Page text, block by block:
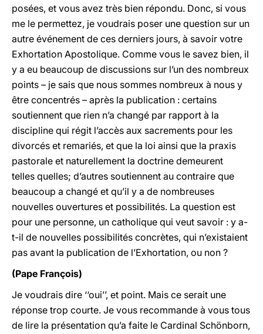
posées, et vous avez très bien répondu. Donc, si vous
me le permettez, je voudrais poser une question sur un
autre événement de ces derniers jours, à savoir votre
Exhortation Apostolique. Comme vous le savez bien, il
y a eu beaucoup de discussions sur l’un des nombreux
points – je sais que nous sommes nombreux à nous y
être concentrés – après la publication : certains
soutiennent que rien n’a changé par rapport à la
discipline qui régit l’accès aux sacrements pour les
divorcés et remariés, et que la loi ainsi que la praxis
pastorale et naturellement la doctrine demeurent
telles quelles; d’autres soutiennent au contraire que
beaucoup a changé et qu’il y a de nombreuses
nouvelles ouvertures et possibilités. La question est
pour une personne, un catholique qui veut savoir : y a-
t-il de nouvelles possibilités concrètes, qui n’existaient
pas avant la publication de l’Exhortation, ou non ?
(Pape François)
Je voudrais dire ‘‘oui’’, et point. Mais ce serait une
réponse trop courte. Je vous recommande à vous tous
de lire la présentation qu’a faite le Cardinal Schönborn,